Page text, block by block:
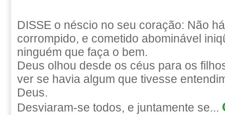
DISSE o néscio no seu coração: Não
corrompido, e cometido abominável
ninguém que faça o bem.
Deus olhou desde os céus para os
ver se havia algum que tivesse
Deus.
Desviaram-se todos, e juntamente se...